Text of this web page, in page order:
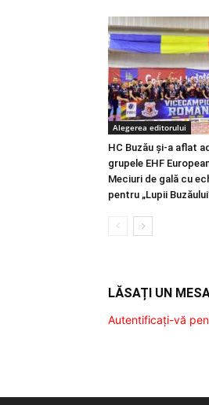
Alegerea editorului
HC Buzău și-a aflat
grupele EHF
Meciuri de gală cu
pentru „Lupii
LĂSAȚI UN
Autentificați-vă